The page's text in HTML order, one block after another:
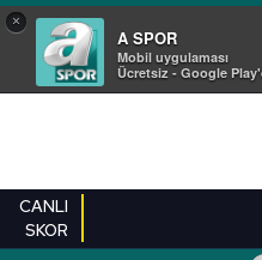
×
A SPOR
Mobil uygulaması
Ücretsiz - Google
CANLI
SKOR